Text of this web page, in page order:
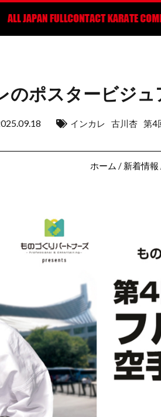
のポスタービジュ
インカレ 古川杏 第4
ホーム / 新着情報